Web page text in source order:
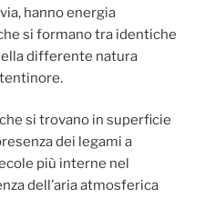
hanno energia
si formano tra identiche
differente natura
si trovano in superficie
dei legami a
più interne nel
dell’aria atmosferica